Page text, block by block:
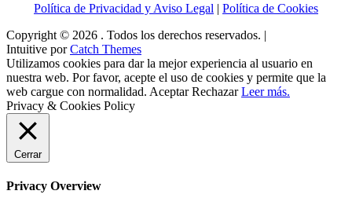
Política de Privacidad y Aviso Legal | Política de Cookies
Copyright © 2026 . Todos los derechos reservados. |
Intuitive porCatch Themes
Utilizamos cookies para dar la mejor experiencia al usuario en
nuestra web. Por favor, acepte el uso de cookies y permite que la
web cargue con normalidad. Aceptar Rechazar Leer más.
Privacy & Cookies Policy
Cerrar
Privacy Overview